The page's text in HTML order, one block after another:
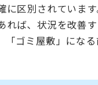
に区別されていま
れば、状況を改善
「ゴミ屋敷」にな